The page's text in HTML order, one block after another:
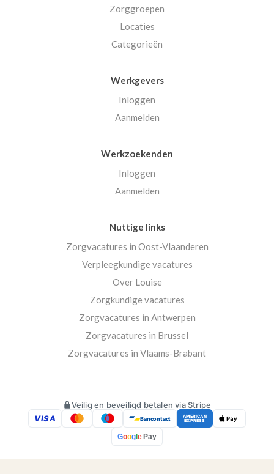
Zorggroepen
Locaties
Categorieën
Werkgevers
Inloggen
Aanmelden
Werkzoekenden
Inloggen
Aanmelden
Nuttige links
Zorgvacatures in Oost-Vlaanderen
Verpleegkundige vacatures
Over Louise
Zorgkundige vacatures
Zorgvacatures in Antwerpen
Zorgvacatures in Brussel
Zorgvacatures in Vlaams-Brabant
Veilig en beveiligd betalen via Stripe
VISA
Bancontact AMERICAN
EXPRESS Pay
Googl e Pay